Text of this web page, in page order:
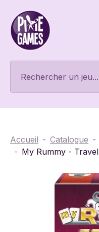
Accueil Catalogue
My Rummy - Travel